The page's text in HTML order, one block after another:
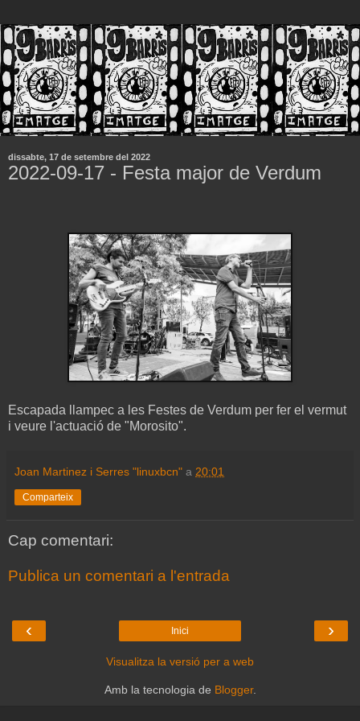
dissabte, 17 de setembre del 2022
2022-09-17 - Festa major de Verdum
Escapada llampec a les Festes de Verdum per fer el vermut
i veure l'actuació de "Morosito".
Joan Martinez i Serres "linuxbcn" a 20:01
Comparteix
Cap comentari:
Publica un comentari a l'entrada
‹ ›
Inici
Visualitza la versió per a web
Amb la tecnologia de Blogger.